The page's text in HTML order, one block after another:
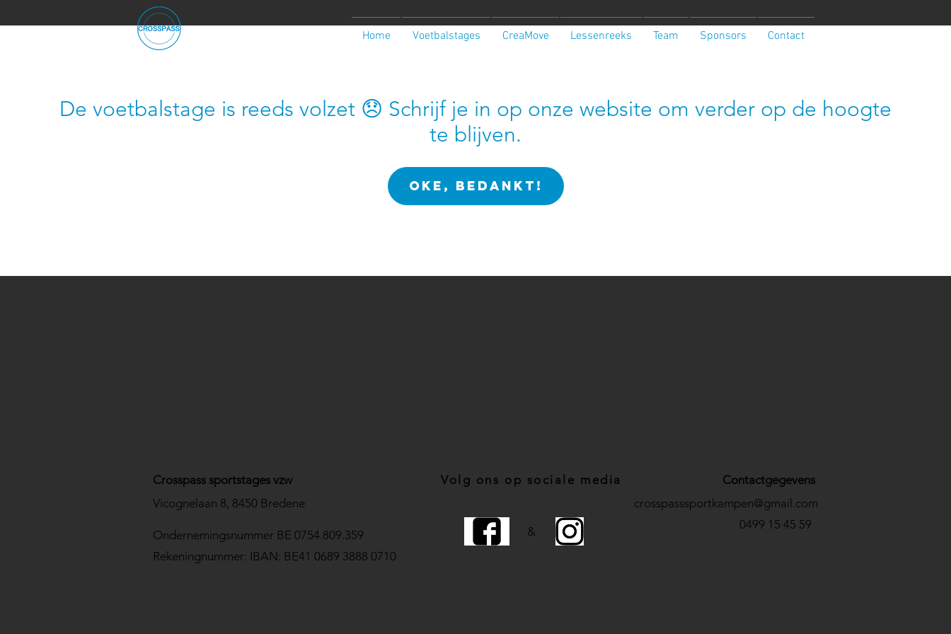
Home Voetbalstages CreaMove Lessenreeks Team Sponsors Contact
De voetbalstage is reeds volzet 😞 Schrijf je in op onze website om verder op de hoogte
te blijven.
OKE, BEDANKT!
Crosspass sportstages vzw
Vicognelaan 8, 8450 Bredene
Ondernemingsnummer BE 0754.809.359
Volg ons op sociale media
Contactgegevens
crosspasssportkampen@gmail.com
&
0499 15 45 59
Rekeningnummer: IBAN: BE41 0689 3888 0710